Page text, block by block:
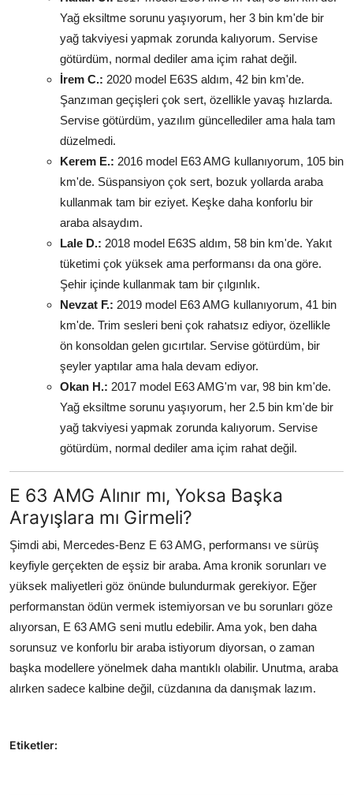
Yağ eksiltme sorunu yaşıyorum, her 3 bin km'de bir
yağ takviyesi yapmak zorunda kalıyorum. Servise
götürdüm, normal dediler ama içim rahat değil.
İrem C.: 2020 model E63S aldım, 42 bin km'de.
Şanzıman geçişleri çok sert, özellikle yavaş hızlarda.
Servise götürdüm, yazılım güncellediler ama hala tam
düzelmedi.
Kerem E.: 2016 model E63 AMG kullanıyorum, 105 bin
km'de. Süspansiyon çok sert, bozuk yollarda araba
kullanmak tam bir eziyet. Keşke daha konforlu bir
araba alsaydım.
Lale D.: 2018 model E63S aldım, 58 bin km'de. Yakıt
tüketimi çok yüksek ama performansı da ona göre.
Şehir içinde kullanmak tam bir çılgınlık.
Nevzat F.: 2019 model E63 AMG kullanıyorum, 41 bin
km'de. Trim sesleri beni çok rahatsız ediyor, özellikle
ön konsoldan gelen gıcırtılar. Servise götürdüm, bir
şeyler yaptılar ama hala devam ediyor.
Okan H.: 2017 model E63 AMG'm var, 98 bin km'de.
Yağ eksiltme sorunu yaşıyorum, her 2.5 bin km'de bir
yağ takviyesi yapmak zorunda kalıyorum. Servise
götürdüm, normal dediler ama içim rahat değil.
E 63 AMG Alınır mı, Yoksa Başka
Arayışlara mı Girmeli?
Şimdi abi, Mercedes-Benz E 63 AMG, performansı ve sürüş
keyfiyle gerçekten de eşsiz bir araba. Ama kronik sorunları ve
yüksek maliyetleri göz önünde bulundurmak gerekiyor. Eğer
performanstan ödün vermek istemiyorsan ve bu sorunları göze
alıyorsan, E 63 AMG seni mutlu edebilir. Ama yok, ben daha
sorunsuz ve konforlu bir araba istiyorum diyorsan, o zaman
başka modellere yönelmek daha mantıklı olabilir. Unutma, araba
alırken sadece kalbine değil, cüzdanına da danışmak lazım.
Etiketler: